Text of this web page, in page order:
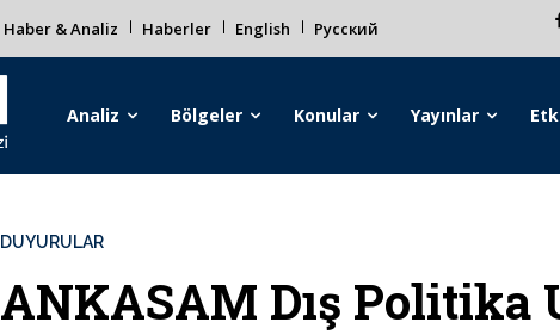
Haber & Analiz Haberler English Русский
Analiz Bölgeler Konular Yayınlar
DUYURULAR
ANKASAM Dış Politika